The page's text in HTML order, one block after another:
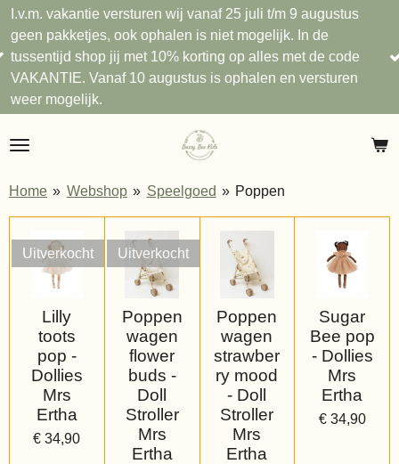
Ga
direct
naar
de
hoofdinhoud
versturen wij vanaf 25 juli t/m 9 augustus
ook ophalen is niet mogelijk. In de
jij met 10% korting op alles met de code
10 augustus is ophalen en versturen
Home » Webshop » Speelgoed » Poppen
Uitverkocht
Lilly
toots
pop -
Dollies
Mrs
Ertha
€ 34,90
Uitverkocht
Poppen
wagen
flower
buds -
Doll
Stroller
Mrs
Ertha
Poppen
wagen
strawber
ry mood
- Doll
Stroller
Mrs
Ertha
Sugar
Bee pop
- Dollies
Mrs
Ertha
€ 34,90